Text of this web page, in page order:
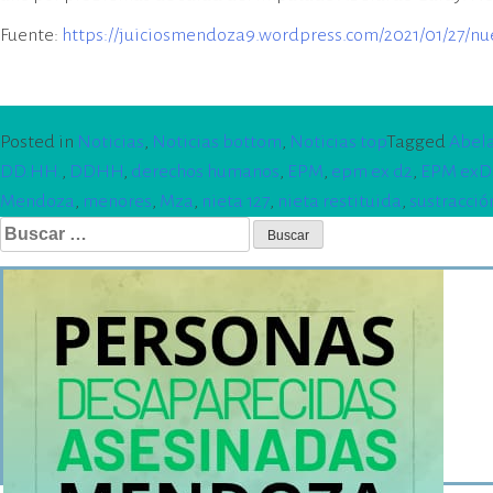
Fuente: https://juiciosmendoza9.wordpress.com/2021/01/
Posted in Noticias, Noticias bottom, Noticias topTagged
DD.HH., DDHH, derechos humanos, EPM, epm ex d2, EPM
Mendoza, menores, Mza, nieta 127, nieta restituida,
Buscar: